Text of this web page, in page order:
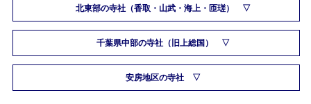
北東部の寺社（香取・山武・海上・匝瑳）
千葉県中部の寺社（旧上総国）
安房地区の寺社